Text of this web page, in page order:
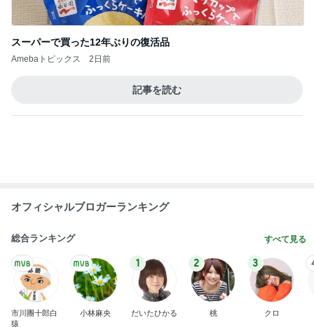
スーパーで買った12年ぶりの復活品
Amebaトピックス 2日前
記事を読む
オフィシャルブロガーランキング
総合ランキング すべて見る
市川團十郎白
猿
小林麻央
1
だいたひかる
2
桃
3
クロ